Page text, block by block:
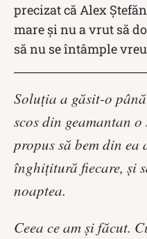
precizat că Alex
mare și nu a vrut să
să nu se întâmple
Soluţia a găsit-o
scos din geamantan
propus să bem din ea
înghiţitură fiecare, şi
noaptea.
Ceea ce am şi făcut.